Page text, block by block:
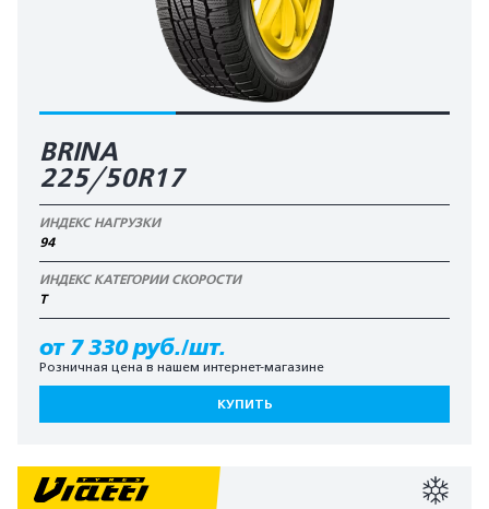
BRINA
225/50R17
ИНДЕКС НАГРУЗКИ
94
ИНДЕКС КАТЕГОРИИ СКОРОСТИ
T
от 7 330 руб./шт.
Розничная цена в нашем интернет-магазине
КУПИТЬ